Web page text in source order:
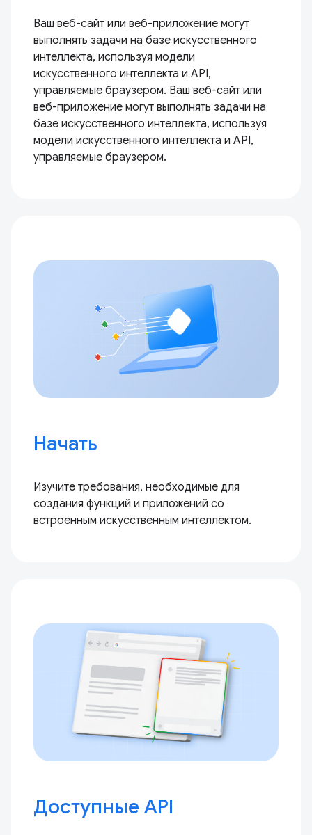
Ваш веб-сайт или веб-приложение могут
выполнять задачи на базе искусственного
интеллекта, используя модели
искусственного интеллекта и API,
управляемые браузером. Ваш веб-сайт или
веб-приложение могут выполнять задачи на
базе искусственного интеллекта, используя
модели искусственного интеллекта и API,
управляемые браузером.
Начать
Изучите требования, необходимые для
создания функций и приложений со
встроенным искусственным интеллектом.
Доступные API